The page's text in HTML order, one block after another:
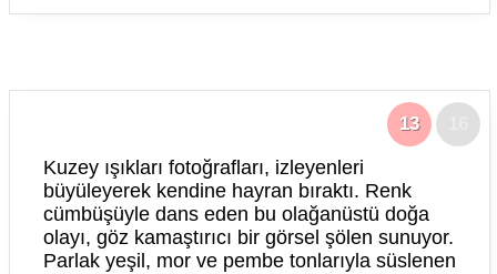
13
Kuzey ışıkları fotoğrafları, izleyenleri
büyüleyerek kendine hayran bıraktı. Renk
cümbüşüyle dans eden bu olağanüstü doğa
olayı, göz kamaştırıcı bir görsel şölen sunuyor.
Parlak yeşil, mor ve pembe tonlarıyla süslenen